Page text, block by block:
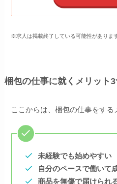
※求人は掲載終了している可能性がありま
梱包の仕事に就くメリット
ここからは、梱包の仕事をする
未経験でも始めやすい
自分のペースで働いて
商品を無傷で届けられ